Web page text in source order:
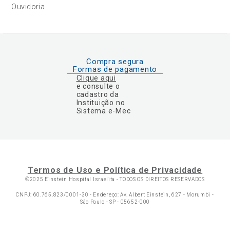
Ouvidoria
Compra segura
Formas de pagamento
Clique aqui
e consulte o
cadastro da
Instituição no
Sistema e-Mec
Termos de Uso e Política de Privacidade
©2025 Einstein Hospital Israelita -TODOS OS DIREITOS RESERVADOS
CNPJ: 60.765.823/0001-30 - Endereço: Av. Albert Einstein, 627 - Morumbi -
São Paulo - SP - 05652-000